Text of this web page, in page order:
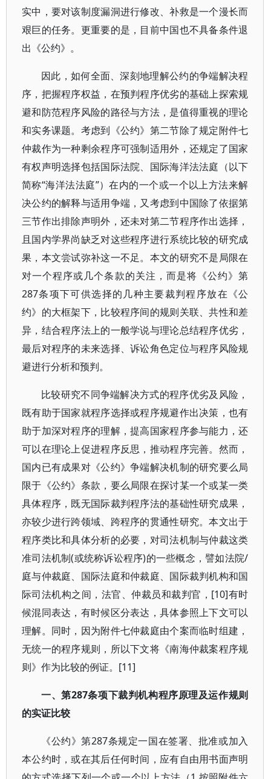
实中，要对该制度漏洞进行修改、补救是一个漫长而
艰巨的任务。更重要的是，目前中国也不具备条件退
出《公约》。
因此，如何全面、深刻地理解公约的争端解决程
序，把握程序权益，在预判程序优劣的基础上探索规
避和防范程序风险的路径与方法，是值得重视的理论
和实务课题。考虑到《公约》第二节除了规定附件七
仲裁作为一种剩余程序可强制适用外，还规定了国家
有权声明选择包括国际法院、国际海洋法法庭（以下
简称“海洋法法庭”）在内的一个或一个以上方法来解
决公约的解释与适用争端，又考虑到中国除了依据第
三节作出排除声明外，还未对第二节程序作出选择，
且国内学界尚缺乏对这些程序进行系统比较的研究成
果，本文尝试弥补这一不足。本文的研究不是局限在
对一个程序或几个条款的关注，而是将《公约》第
287条项下可供选择的几种主要裁判程序放在《公
约》的大框架下，比较程序间的规则关联、共性和差
异，结合程序法上的一般学说与理论总结程序优劣，
最后对程序的未来选择、诉讼角色定位与程序风险规
避进行分析和预判。
比较研究不同争端解决方式的程序优劣及风险，
既有助于国家就程序选择或程序规避作出决策，也有
助于加深对程序的理解，提高国家程序参与能力，还
可以在理论上促进程序反思，推动程序完善。然而，
国内已有成果对《公约》争端解决机制的研究要么局
限于《公约》条款，要么局限在探讨某一个或某一类
具体程序，既无国际裁判程序法的基础性研究成果，
亦较少进行跨领域、跨程序的贯通性研究。本文出于
程序类比和具体分析的必要，对司法机制与仲裁这类
准司法机制(或统称诉讼程序)的一些概念，譬如法院/
庭与仲裁庭、国际法庭和仲裁庭、国际裁判机构和国
际司法机构之间，法官、仲裁员和裁判官，[10]有时
候混同表达，有时候区分表达，具体参照上下文可以
理解。同时，因为附件七仲裁庭由个案而临时组建，
无统一的程序规则，所以下文将《南海仲裁案程序规
则》作为比较的例证。[11]
一、第287条项下裁判机构程序原理及运作规则
的实证比较
《公约》第287条规定一国在签署、批准或加入
本公约时，或在其后任何时间，应有自由用书面声明